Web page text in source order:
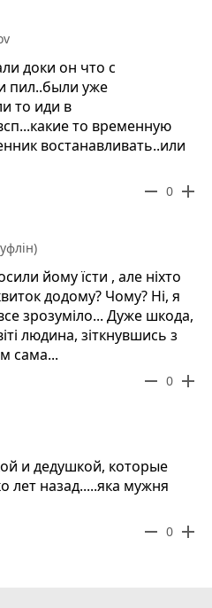
доки он что с
пил..были уже
то иди в
то временную
востанавливать..или
remove 0 add
йому їсти , але ніхто
додому? Чому? Ні, я
зрозуміло... Дуже шкода,
людина, зіткнувшись з
сама...
remove 0 add
и дедушкой, которые
лет назад.....яка мужня
remove 0 add